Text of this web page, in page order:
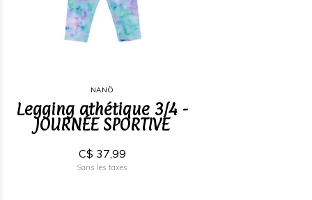
NANÖ
Legging athétique 3/4 -
JOURNÉE SPORTIVE
C$ 37,99
Sans les taxes